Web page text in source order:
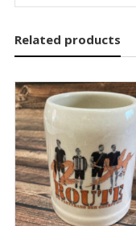
Related products